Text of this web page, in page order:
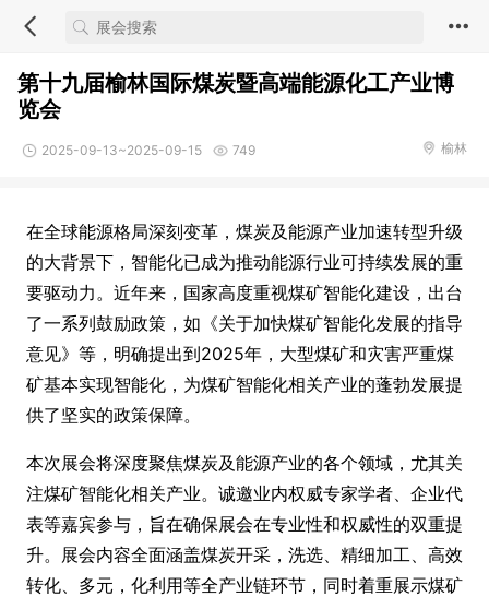
第十九届榆林国际煤炭暨高端能源化工产业博
览会
2025-09-13~2025-09-15 749 榆林
在全球能源格局深刻变革，煤炭及能源产业加速转型升级
的大背景下，智能化已成为推动能源行业可持续发展的重
要驱动力。近年来，国家高度重视煤矿智能化建设，出台
了一系列鼓励政策，如《关于加快煤矿智能化发展的指导
意见》等，明确提出到2025年，大型煤矿和灾害严重煤
矿基本实现智能化，为煤矿智能化相关产业的蓬勃发展提
供了坚实的政策保障。
本次展会将深度聚焦煤炭及能源产业的各个领域，尤其关
注煤矿智能化相关产业。诚邀业内权威专家学者、企业代
表等嘉宾参与，旨在确保展会在专业性和权威性的双重提
升。展会内容全面涵盖煤炭开采，洗选、精细加工、高效
转化、多元，化利用等全产业链环节，同时着重展示煤矿